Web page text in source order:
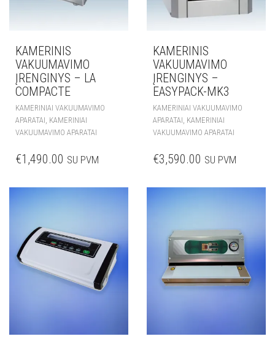
KAMERINIS
VAKUUMAVIMO
ĮRENGINYS – LA
COMPACTE
KAMERINIAI VAKUUMAVIMO
APARATAI KAMERINIAI
VAKUUMAVIMO APARATAI
€1,490.00 SU PVM
KAMERINIS
VAKUUMAVIMO
ĮRENGINYS –
EASYPACK-MK3
KAMERINIAI VAKUUMAVIMO
APARATAI KAMERINIAI
VAKUUMAVIMO APARATAI
€3,590.00 SU PVM